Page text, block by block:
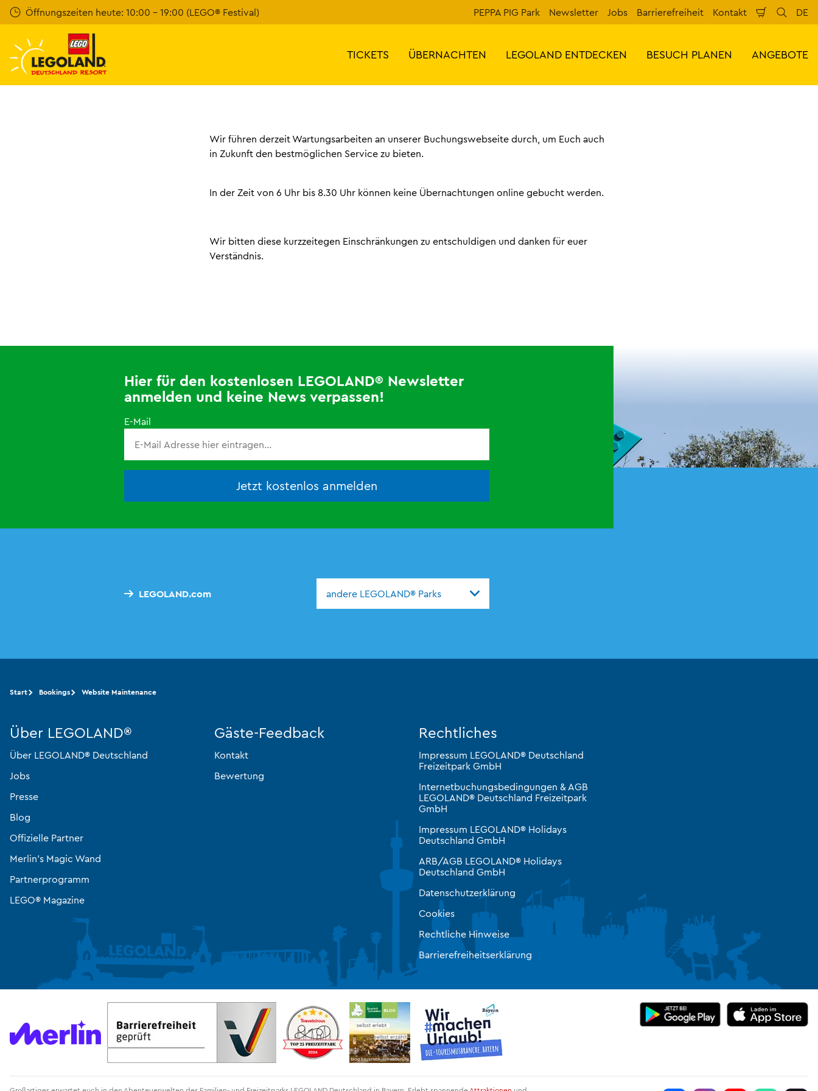
Weiter
zum
Hauptinhalt
Öffnungszeiten heute: 10:00 - 19:00 (LEGO® Festival) PEPPA PIG Park Newsletter Jobs Barrierefreiheit Kontakt Warenkorb
DE
TICKETS ÜBERNACHTEN LEGOLAND ENTDECKEN BESUCH PLANEN ANGEBOTE
Wir führen derzeit Wartungsarbeiten an unserer Buchungswebseite durch, um Euch auch
in Zukunft den bestmöglichen Service zu bieten.
In der Zeit von 6 Uhr bis 8.30 Uhr können keine Übernachtungen online gebucht werden.
Wir bitten diese kurzzeitegen Einschränkungen zu entschuldigen und danken für euer
Verständnis.
Hier für den kostenlosen LEGOLAND® Newsletter
anmelden und keine News verpassen!
E-Mail
Jetzt kostenlos anmelden
LEGOLAND.com andere LEGOLAND® Parks
Start Bookings Website Maintenance
Über LEGOLAND®
Über LEGOLAND® Deutschland
Jobs
Presse
Blog
Offizielle Partner
Merlin’s Magic Wand
Partnerprogramm
LEGO® Magazine
Gäste-Feedback
Kontakt
Bewertung
Rechtliches
Impressum LEGOLAND® Deutschland
Freizeitpark GmbH
Internetbuchungsbedingungen & AGB
LEGOLAND® Deutschland Freizeitpark
GmbH
Impressum LEGOLAND® Holidays
Deutschland GmbH
ARB/AGB LEGOLAND® Holidays
Deutschland GmbH
Datenschutzerklärung
Cookies
Rechtliche Hinweise
Barrierefreiheitserklärung